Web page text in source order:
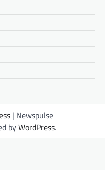
| Newspulse
byWordPress.